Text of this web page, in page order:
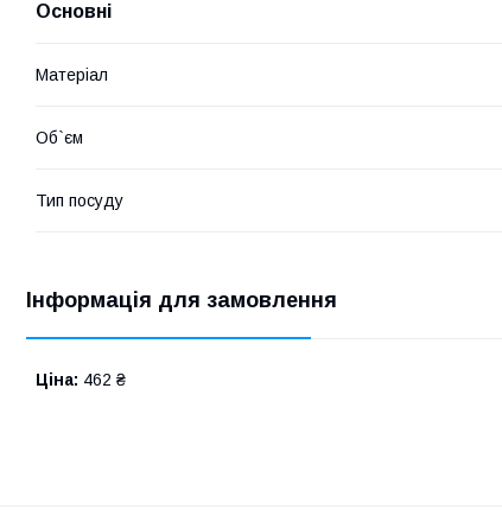
Основні
Матеріал
Об`єм
Тип посуду
Інформація для замовлення
Ціна: 462 ₴